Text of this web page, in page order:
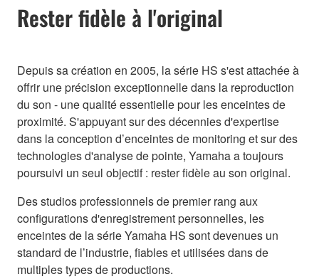
Rester fidèle à l'original
Depuis sa création en 2005, la série HS s'est attachée à
offrir une précision exceptionnelle dans la reproduction
du son - une qualité essentielle pour les enceintes de
proximité. S'appuyant sur des décennies d'expertise
dans la conception d’enceintes de monitoring et sur des
technologies d'analyse de pointe, Yamaha a toujours
poursuivi un seul objectif : rester fidèle au son original.
Des studios professionnels de premier rang aux
configurations d'enregistrement personnelles, les
enceintes de la série Yamaha HS sont devenues un
standard de l’industrie, fiables et utilisées dans de
multiples types de productions.